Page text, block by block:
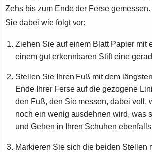
Zehs bis zum Ende der Ferse
Sie dabei wie folgt vor:
Ziehen Sie auf einem Blatt Papier mit
einem gut erkennbaren Stift eine
Stellen Sie Ihren Fuß mit dem
Ende Ihrer Ferse auf die gezogene
den Fuß, den Sie messen, dabei voll,
noch ein wenig ausdehnen wird, was
und Gehen in Ihren Schuhen
Markieren Sie sich die beiden Stellen